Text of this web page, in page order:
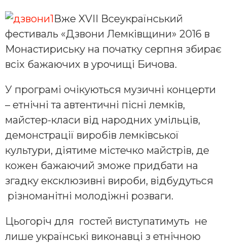
Вже XVII Всеукраїнський
фестиваль «Дзвони Лемківщини» 2016 в
Монастириську на початку серпня збирає
всіх бажаючих в урочищі Бичова.
У програмі очікуються музичні концерти
– етнічні та автентичні пісні лемків,
майстер-класи від народних умільців,
демонстрації виробів лемківської
культури, діятиме містечко майстрів, де
кожен бажаючий зможе придбати на
згадку ексклюзивні вироби, відбудуться
різноманітні молодіжні розваги.
Цьогоріч для гостей виступатимуть не
лише українські виконавці з етнічною